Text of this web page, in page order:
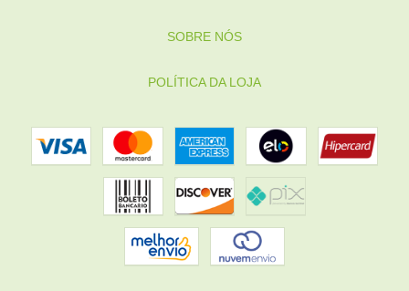
SOBRE NÓS
POLÍTICA DA LOJA